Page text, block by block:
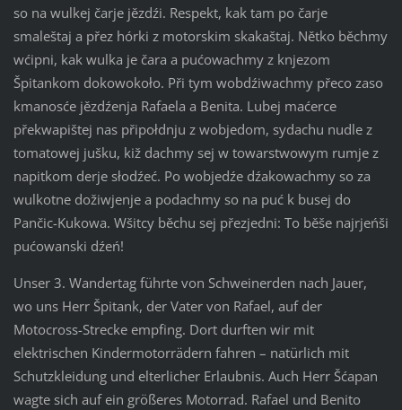
so na wulkej čarje jězdźi. Respekt, kak tam po čarje
smaleštaj a přez hórki z motorskim skakaštaj. Nětko běchmy
wćipni, kak wulka je čara a pućowachmy z knjezom
Špitankom dokowokoło. Při tym wobdźiwachmy přeco zaso
kmanosće jězdźenja Rafaela a Benita. Lubej maćerce
překwapištej nas připołdnju z wobjedom, sydachu nudle z
tomatowej jušku, kiž dachmy sej w towarstwowym rumje z
napitkom derje słodźeć. Po wobjedźe dźakowachmy so za
wulkotne dožiwjenje a podachmy so na puć k busej do
Pančic-Kukowa. Wšitcy běchu sej přezjedni: To běše najrjeńši
pućowanski dźeń!
Unser 3. Wandertag führte von Schweinerden nach Jauer,
wo uns Herr Špitank, der Vater von Rafael, auf der
Motocross-Strecke empfing. Dort durften wir mit
elektrischen Kindermotorrädern fahren – natürlich mit
Schutzkleidung und elterlicher Erlaubnis. Auch Herr Šćapan
wagte sich auf ein größeres Motorrad. Rafael und Benito